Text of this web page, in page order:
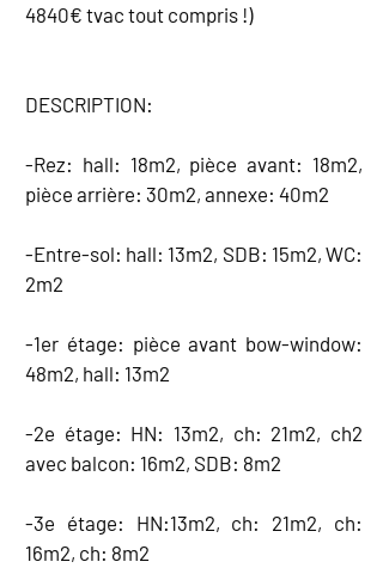
4840€ tvac tout compris !)
DESCRIPTION:
-Rez: hall: 18m2, pièce avant: 18m2,
pièce arrière: 30m2, annexe: 40m2
-Entre-sol: hall: 13m2, SDB: 15m2, WC:
2m2
-1er étage: pièce avant bow-window:
48m2, hall: 13m2
-2e étage: HN: 13m2, ch: 21m2, ch2
avec balcon: 16m2, SDB: 8m2
-3e étage: HN:13m2, ch: 21m2, ch:
16m2, ch: 8m2